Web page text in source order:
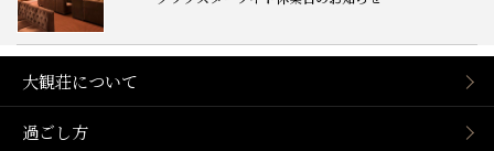
大観荘について
過ごし方